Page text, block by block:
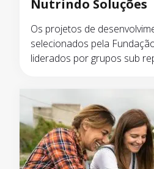
Nutrindo Soluções
Os projetos de
selecionados pela
liderados por grupos sub